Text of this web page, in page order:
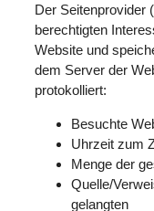
Der Seitenprovider
berechtigten
Website und
dem Server der
protokolliert:
Besuchte
Uhrzeit zum
Menge der
Quelle/
gelangten